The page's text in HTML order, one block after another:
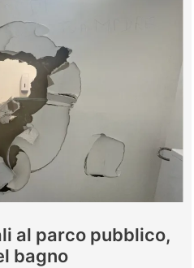
al parco pubblico,
bagno